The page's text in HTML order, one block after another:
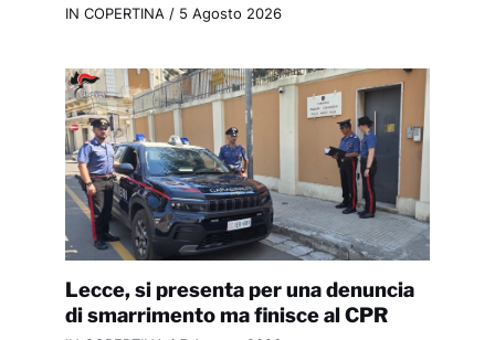
IN COPERTINA / 5 Agosto 2026
Lecce, si presenta per una denuncia
di smarrimento ma finisce al CPR